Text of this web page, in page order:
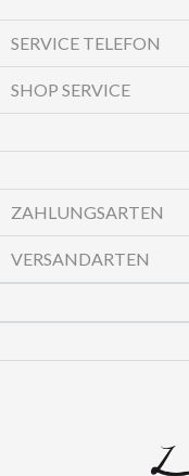
SERVICE TELEFON
SHOP SERVICE
ZAHLUNGSARTEN
VERSANDARTEN